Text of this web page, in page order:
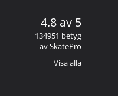
4.8 av 5
134951 betyg
av SkatePro
Visa alla